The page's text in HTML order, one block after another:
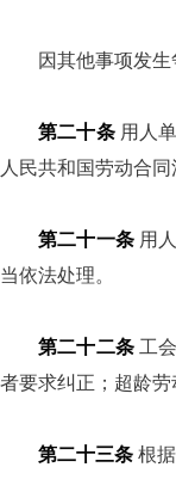
因其他事项发
第二十条用人
人民共和国劳动合
第二十一条用
当依法处理。
第二十二条工
者要求纠正；超龄
第二十三条 根